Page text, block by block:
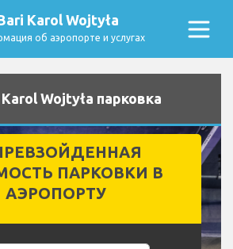
Karol Wojtyła
об аэропорте и услугах
Wojtyła парковка
ПАРКОВКИ В
АЭРОПОРТУ